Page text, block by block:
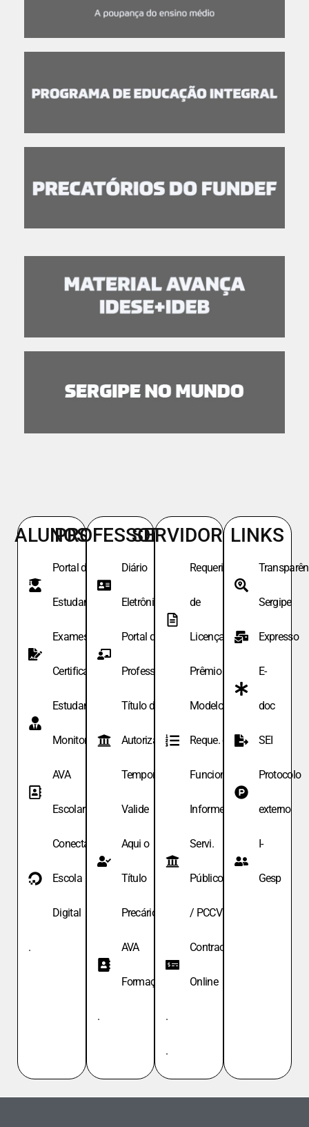
ALUNOS
Portal do
Estudante
Exames de
Certificação
Estudante
Monitor
AVA
Escolar
Conecta
Escola
Digital
.
PROFESSORES
Diário
Eletrônico
Portal do
Professor
Título de
Autoriza.
Temporária
Valide
Aqui o
Título
Precário
AVA
Formação
.
SERVIDORES
Requeri.
de
Licença
Prêmio
Modelo de
Reque. de
Funcionário
Informe
Servi.
Públicos
/ PCCV
Contracheque
Online
.
.
LINKS
Sergipe
Expresso
E-
doc
SEI
Protocolo
externo
I-
Gesp